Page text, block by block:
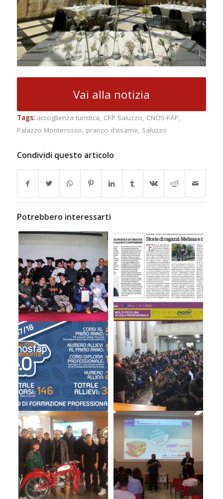
Vai alla notizia
Tags: accoglienza turistica, CFP Saluzzo, CNOS-FAP,
Palazzo Monterosso, pranzo d'esame, Saluzzo
Condividi questo articolo
Potrebbero interessarti